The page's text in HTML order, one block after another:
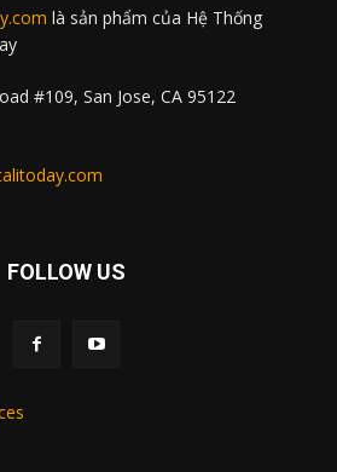
là sản phẩm của Hệ Thống
#109, San Jose, CA 95122
FOLLOW US